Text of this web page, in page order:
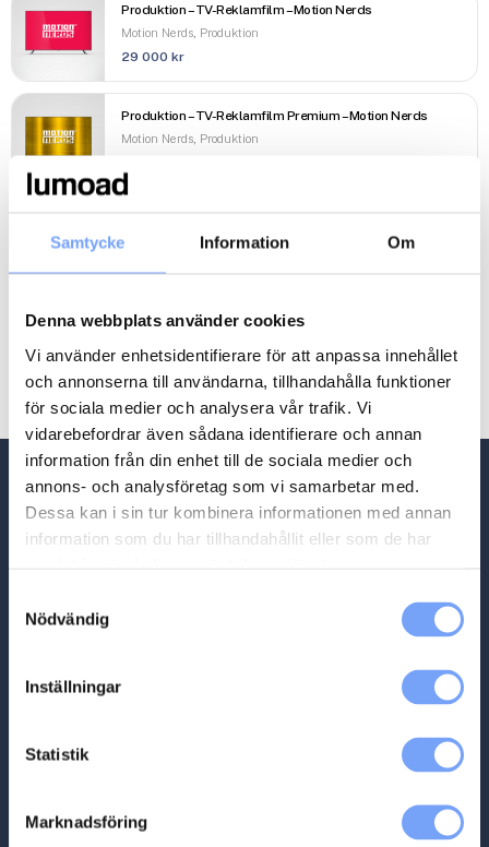
Samtycke Information Om
Denna webbplats använder cookies
Vi använder enhetsidentifierare för att anpassa innehållet
och annonserna till användarna, tillhandahålla funktioner
för sociala medier och analysera vår trafik. Vi
vidarebefordrar även sådana identifierare och annan
information från din enhet till de sociala medier och
annons- och analysföretag som vi samarbetar med.
Dessa kan i sin tur kombinera informationen med annan
information som du har tillhandahållit eller som de har
Nödvändig
Inställningar
Statistik
Marknadsföring
Produktion – TV-Reklamfilm – Motion Nerds
Motion Nerds Produktion
29 000kr
Produktion – TV-Reklamfilm Premium – Motion Nerds
Motion Nerds Produktion
Motion Nerds Produktion
13 500
Produktion – HTML-5 – Motion Nerds
Motion Nerds ,Produktion
13 000
Meny
Partners
Kontakt
Partners